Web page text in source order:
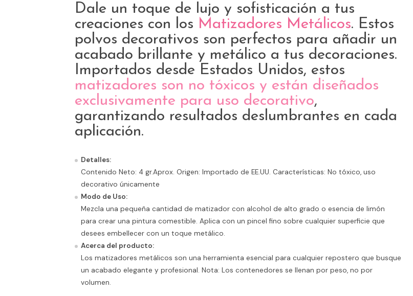
Dale un toque de lujo y sofisticación a tus
creaciones con los Matizadores Metálicos. Estos
polvos decorativos son perfectos para añadir un
acabado brillante y metálico a tus decoraciones.
Importados desde Estados Unidos, estos
matizadores son no tóxicos y están diseñados
exclusivamente para uso decorativo,
garantizando resultados deslumbrantes en cada
aplicación.
Detalles:
Contenido Neto: 4 gr.Aprox. Origen: Importado de EE.UU. Características: No tóxico, uso
decorativo únicamente
Modo de Uso:
Mezcla una pequeña cantidad de matizador con alcohol de alto grado o esencia de limón
para crear una pintura comestible. Aplica con un pincel fino sobre cualquier superficie que
desees embellecer con un toque metálico.
Acerca del producto:
Los matizadores metálicos son una herramienta esencial para cualquier repostero que busque
un acabado elegante y profesional. Nota: Los contenedores se llenan por peso, no por
volumen.